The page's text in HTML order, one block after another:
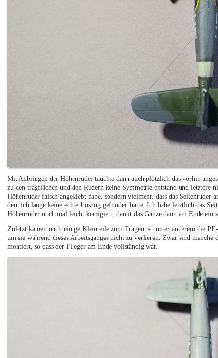
Mit Anbringen der Höhenruder tauchte dann auch plötzlich das vorhin
zu den tragflächen und den Rudern keine Symmetrie entstand und letztere
Höhenruder falsch angeklebt habe, sondern vielmehr, dass das
dem ich lange keine echte Lösung gefunden hatte. Ich habe letztlich das
Höhenruder noch mal leicht korrigiert, damit das Ganze dann am Ende
Zuletzt kamen noch einige Kleinteile zum Tragen, so unter anderem die
um sie während dieses Arbeitsganges nicht zu verlieren. Zwar sind
montiert, so dass der Flieger am Ende vollständig war.